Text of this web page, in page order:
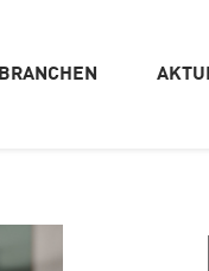
BRANCHEN